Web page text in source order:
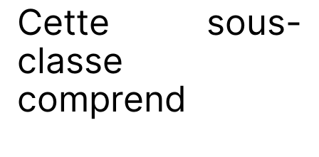
Cette sous-
classe
comprend